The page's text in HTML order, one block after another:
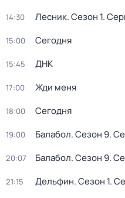
14:30 Лесник. Сезон 1.
15:00 Сегодня
15:45 ДНК
17:00 Жди меня
18:00 Сегодня
19:00 Балабол. Сезон 9.
20:07 Балабол. Сезон 9.
21:15 Дельфин. Сезон 1.